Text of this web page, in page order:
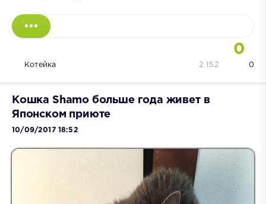
0
Котейка 0
2 152
Кошка Shamo больше года живет в
Японском приюте
10/09/2017 18:52